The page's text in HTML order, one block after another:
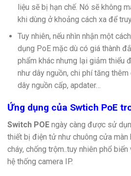
liệu sẽ bị hạn chế. Nó sẽ không
khi dùng ở khoảng cách xa để
Tuy nhiên, nếu nhìn nhận một
dụng PoE mặc dù có giá thành
phẩm khác nhưng lại giảm thiểu
như dây nguồn, chi phí tăng
dây nguồn cấp, apdater…
Ứng dụng của Swtich PoE
Switch POE ngày càng được sử
thiết bị điện tử như chuông cửa màn
cháy, chống trộm..tuy nhiên phổ
hệ thống camera IP.